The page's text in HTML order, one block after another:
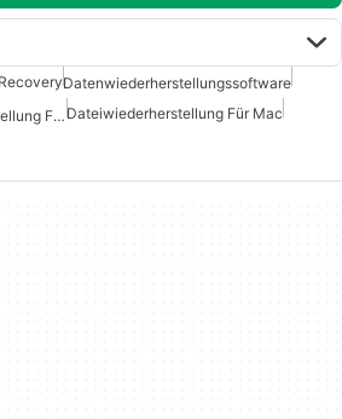
Datenwiederherstellungssoftware
Kostenlose Datenwiederherstellung Für MacDateiwiederherstellung Für Mac